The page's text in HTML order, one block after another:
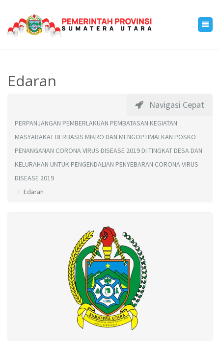
Edaran
Navigasi Cepat
PERPANJANGAN PEMBERLAKUAN PEMBATASAN KEGIATAN
MASYARAKAT BERBASIS MIKRO DAN MENGOPTIMALKAN POSKO
PENANGANAN CORONA VIRUS DISEASE 2019 DI TINGKAT DESA DAN
KELURAHAN UNTUK PENGENDALIAN PENYEBARAN CORONA VIRUS
DISEASE 2019
Edaran